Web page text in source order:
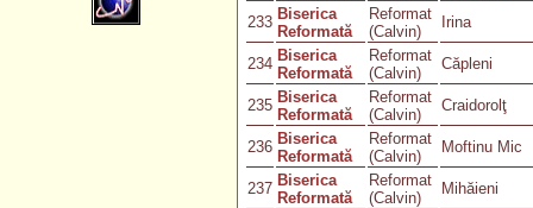
233 Biserica
Reformată
Reformat
(Calvin)
Irina
234 Biserica
Reformată
Reformat
(Calvin)
Căpleni
235 Biserica
Reformată
Reformat
(Calvin)
Craidorolţ
236 Biserica
Reformată
Reformat
(Calvin)
Moftinu Mic
237 Biserica
Reformată
Reformat
(Calvin)
Mihăieni